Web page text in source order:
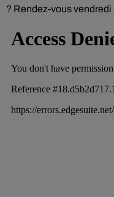
? Rendez-vous vendredi